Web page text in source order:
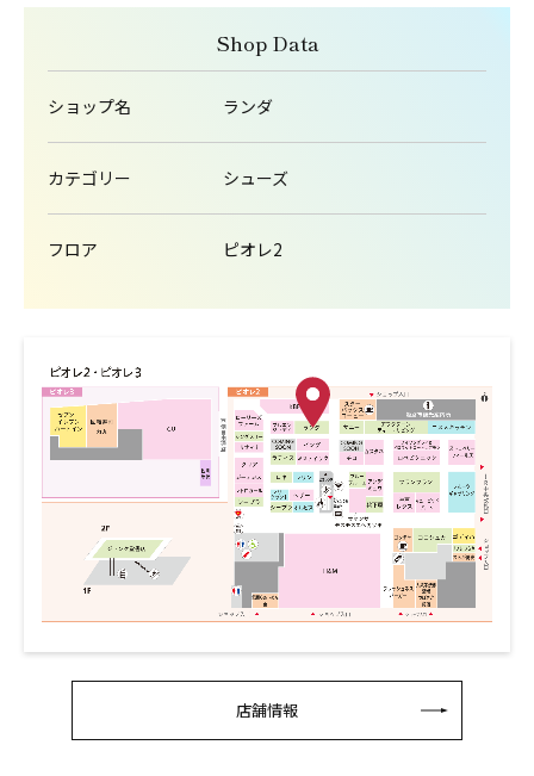
Shop Data
ショップ名 ランダ
カテゴリー シューズ
フロア ピオレ2
店舗情報